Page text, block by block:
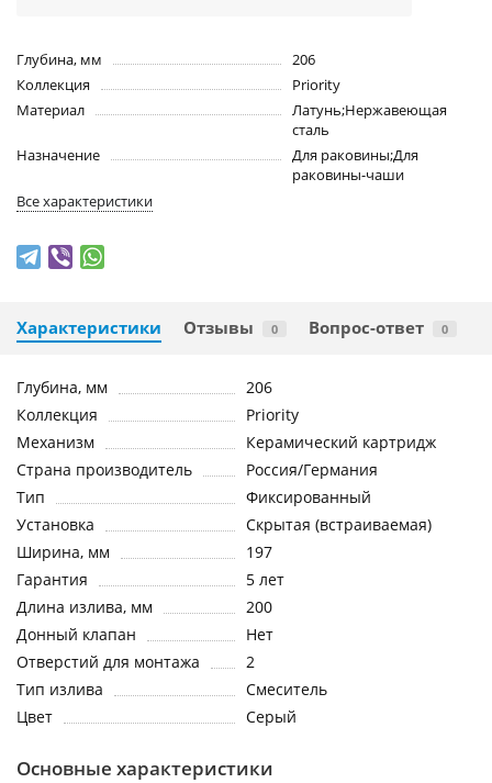
Глубина, мм
206
Коллекция
Priority
Материал
Латунь;Нержавеющая
сталь
Назначение
Для раковины;Для
раковины-чаши
Все характеристики
Характеристики Отзывы 0 Вопрос-ответ 0
Глубина, мм
206
Коллекция
Priority
Механизм
Керамический картридж
Страна производитель
Россия/Германия
Тип
Фиксированный
Установка
Скрытая (встраиваемая)
Ширина, мм
197
Гарантия
5 лет
Длина излива, мм
200
Донный клапан
Нет
Отверстий для монтажа
2
Тип излива
Смеситель
Цвет
Серый
Основные характеристики